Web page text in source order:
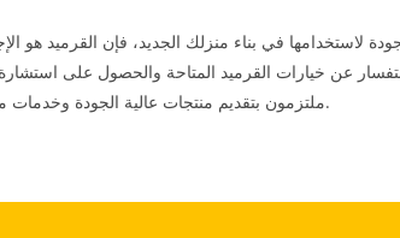
لاستخدامها في بناء منزلك الجديد، فإن القرميد هو
عن خيارات القرميد المتاحة والحصول على
ملتزمون بتقديم منتجات عالية الجودة وخدمات ممتازة لعملائنا.